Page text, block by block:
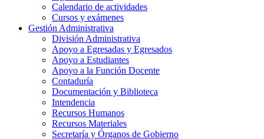
Calendario de actividades
Cursos y exámenes
Gestión Administrativa
División Administrativa
Apoyo a Egresadas y Egresados
Apoyo a Estudiantes
Apoyo a la Función Docente
Contaduría
Documentación y Biblioteca
Intendencia
Recursos Humanos
Recursos Materiales
Secretaría y Órganos de Gobierno